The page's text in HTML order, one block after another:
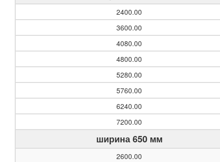
2400.00
3600.00
4080.00
4800.00
5280.00
5760.00
6240.00
7200.00
ширина 650 мм
2600.00